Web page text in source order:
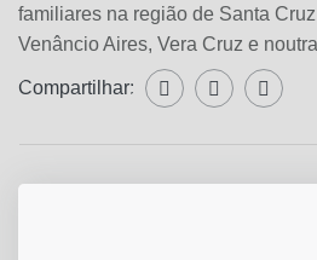
familiares na região de Santa
Venâncio Aires, Vera Cruz e
Compartilhar: Compartilhar